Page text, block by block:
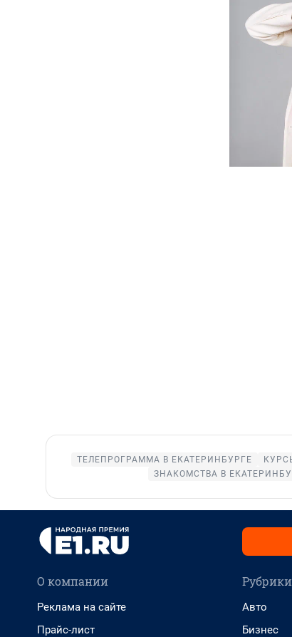
ТЕЛЕПРОГРАММА В ЕКАТЕРИНБУРГЕ
ЗНАКОМСТВА В
О компании
Реклама на сайте
Прайс-лист
Рубрики
Авто
Бизнес